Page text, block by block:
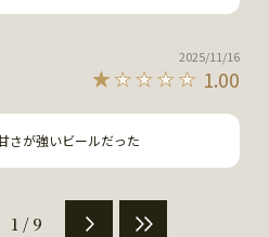
1.00
2025/11/16
さが強いビールだった
1 / 9